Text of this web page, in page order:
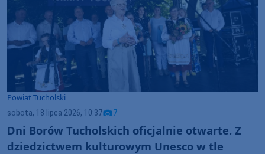
Powiat Tucholski
sobota, 18 lipca 2026, 10:37 7
Dni Borów Tucholskich oficjalnie otwarte. Z
dziedzictwem kulturowym Unesco w tle